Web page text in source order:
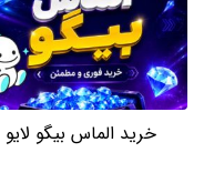
خرید الماس بیگو لایو